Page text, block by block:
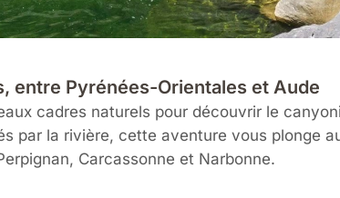
entre Pyrénées-Orientales et Aude
cadres naturels pour découvrir le
par la rivière, cette aventure vous plonge
Carcassonne et Narbonne.